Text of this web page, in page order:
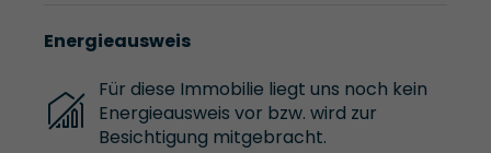
Energieausweis
Für diese Immobilie liegt uns noch kein
Energieausweis vor bzw. wird zur
Besichtigung mitgebracht.